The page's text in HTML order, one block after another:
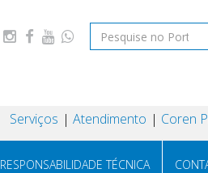
Serviços Atendimento Coren
RESPONSABILIDADE TÉCNICA